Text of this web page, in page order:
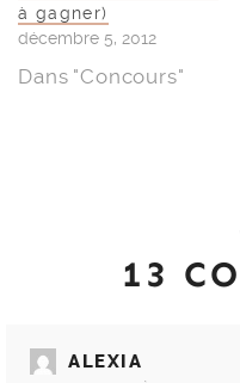
à gagner)
décembre 5, 2012
Dans "Concours"
13
ALEXIA